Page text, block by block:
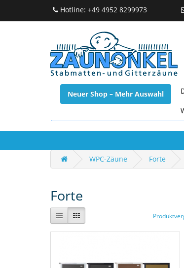
Hotline: +49 4952 8299973
Neuer Shop – Mehr Auswahl
WPC-Zäune Forte
Forte